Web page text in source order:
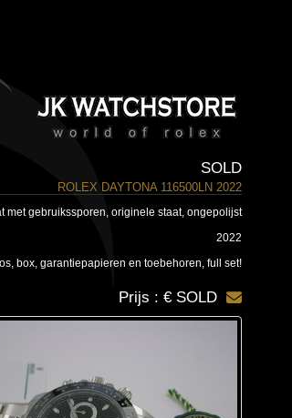
SOLD
ROLEX DAYTONA 116500LN 2022
met gebruikssporen, originele staat, ongepolijst
2022
box, garantiepapieren en toebehoren, full set!
Prijs : € SOLD